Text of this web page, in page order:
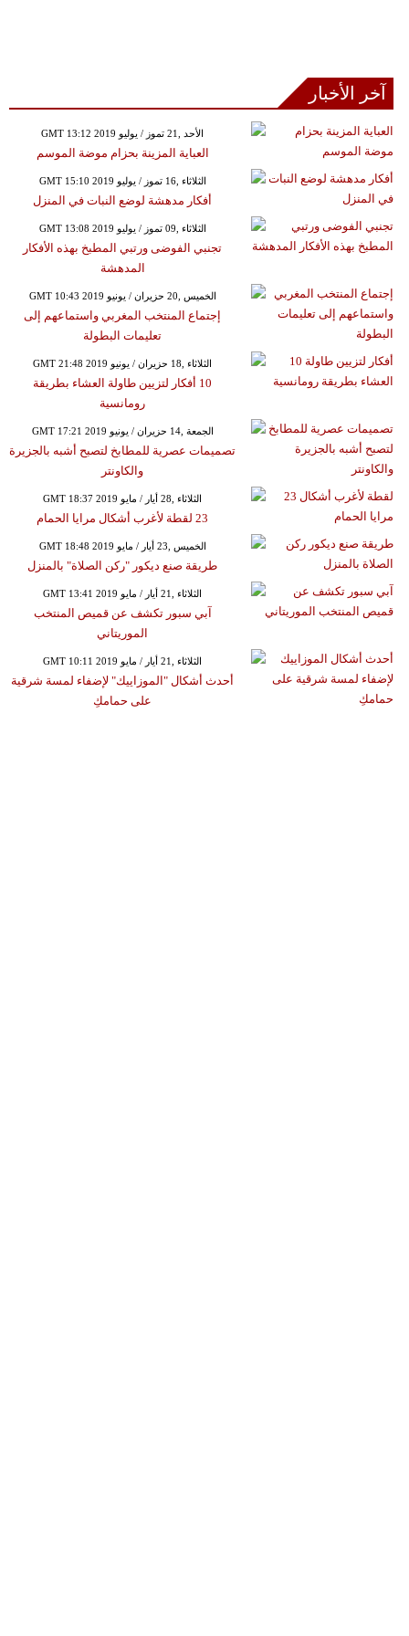
آخر الأخبار
GMT 13:12 2019 الأحد ,21 تموز / يوليو
العباية المزينة بحزام موضة الموسم
GMT 15:10 2019 الثلاثاء ,16 تموز / يوليو
أفكار مدهشة لوضع النبات في المنزل
GMT 13:08 2019 الثلاثاء ,09 تموز / يوليو
تجنبي الفوضى ورتبي المطبخ بهذه الأفكار
المدهشة
GMT 10:43 2019 الخميس ,20 حزيران / يونيو
إجتماع المنتخب المغربي واستماعهم إلى
تعليمات البطولة
GMT 21:48 2019 الثلاثاء ,18 حزيران / يونيو
10 أفكار لتزيين طاولة العشاء بطريقة
رومانسية
GMT 17:21 2019 الجمعة ,14 حزيران / يونيو
تصميمات عصرية للمطابخ لتصبح أشبه بالجزيرة
والكاونتر
GMT 18:37 2019 الثلاثاء ,28 أيار / مايو
23 لقطة لأغرب أشكال مرايا الحمام
GMT 18:48 2019 الخميس ,23 أيار / مايو
طريقة صنع ديكور "ركن الصلاة" بالمنزل
GMT 13:41 2019 الثلاثاء ,21 أيار / مايو
آبي سبور تكشف عن قميص المنتخب
الموريتاني
GMT 10:11 2019 الثلاثاء ,21 أيار / مايو
أحدث أشكال "الموزاييك" لإضفاء لمسة شرقية
على حمامكِ